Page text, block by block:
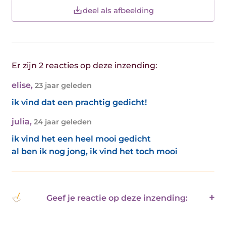
deel als afbeelding
Er zijn 2 reacties op deze inzending:
elise, 23 jaar geleden
ik vind dat een prachtig gedicht!
julia, 24 jaar geleden
ik vind het een heel mooi gedicht
al ben ik nog jong, ik vind het toch mooi
Geef je reactie op deze inzending: